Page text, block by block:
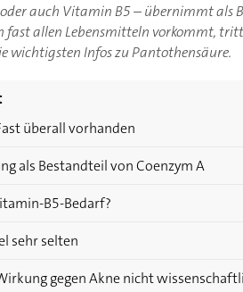
auch Vitamin B5 – übernimmt als
fast allen Lebensmitteln vorkommt,
wichtigsten Infos zu Pantothensäure.
überall vorhanden
als Bestandteil von Coenzym A
B5-Bedarf?
sehr selten
gegen Akne nicht